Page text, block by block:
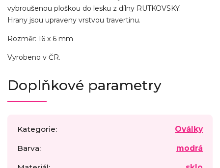
vybroušenou ploškou do lesku z dílny RUTKOVSKY.
Hrany jsou upraveny vrstvou travertinu.
Rozměr: 16 x 6 mm
Vyrobeno v ČR.
Doplňkové parametry
Kategorie: Oválky
Barva: modrá